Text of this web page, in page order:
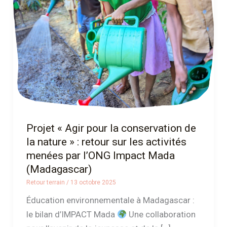
Projet « Agir pour la conservation de
la nature » : retour sur les activités
menées par l’ONG Impact Mada
(Madagascar)
Retour terrain / 13 octobre 2025
Éducation environnementale à Madagascar :
le bilan d’IMPACT Mada
Une collaboration
la
conservation
de
la
nature »
:
retour
activités
menées
par
l’ONG
Mada
(Madagascar)